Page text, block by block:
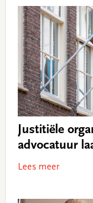
Justitiële
advocatuur
Lees meer